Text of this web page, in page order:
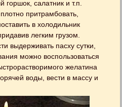
горшок, салатник и т.п.
притрамбовать,
в холодильник
легким грузом.
выдерживать пасху сутки,
можно воспользоваться
желатина
воды, вести в массу и